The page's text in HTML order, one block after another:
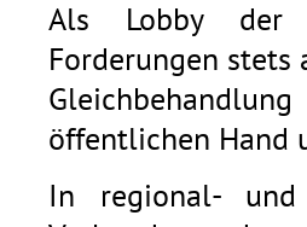
Als Lobby der
Forderungen stets
öffentlichen Hand
In regional- und